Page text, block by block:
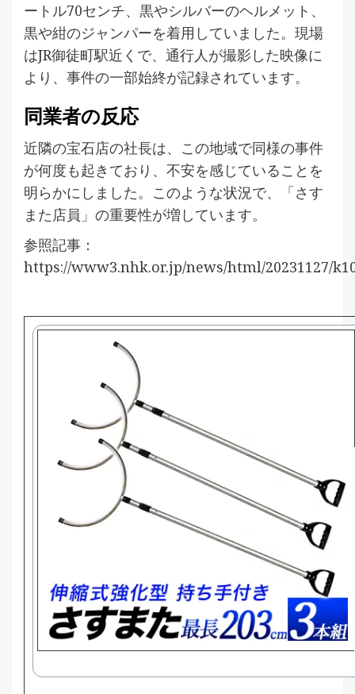
ートル70センチ、黒やシルバーのヘルメット、
黒や紺のジャンパーを着用していました。現場
はJR御徒町駅近くで、通行人が撮影した映像に
より、事件の一部始終が記録されています。
同業者の反応
近隣の宝石店の社長は、この地域で同様の事件
が何度も起きており、不安を感じていることを
明らかにしました。このような状況で、「さす
また店員」の重要性が増しています。
参照記事：
https://www3.nhk.or.jp/news/html/20231127/